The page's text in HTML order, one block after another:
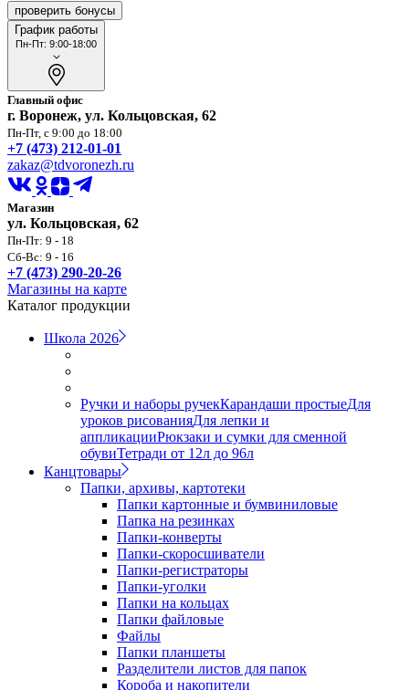
проверить бонусы
График работы
Пн-Пт: 9:00-18:00
Главный офис
г. Воронеж, ул. Кольцовская, 62
Пн-Пт, с 9:00 до 18:00
+7 (473) 212-01-01
zakaz@tdvoronezh.ru
Магазин
ул. Кольцовская, 62
Пн-Пт: 9 - 18
Сб-Вс: 9 - 16
+7 (473) 290-20-26
Магазины на карте
Каталог продукции
Школа 2026
Ручки и наборы ручекКарандаши простыеДля
уроков рисованияДля лепки и
аппликацииРюкзаки и сумки для сменной
обувиТетради от 12л до 96л
Канцтовары
Папки, архивы, картотеки
Папки картонные и бумвиниловые
Папка на резинках
Папки-конверты
Папки-скоросшиватели
Папки-регистраторы
Папки-уголки
Папки на кольцах
Папки файловые
Файлы
Папки планшеты
Разделители листов для папок
Короба и накопители